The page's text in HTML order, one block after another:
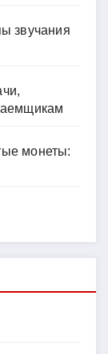
звучания
монеты: